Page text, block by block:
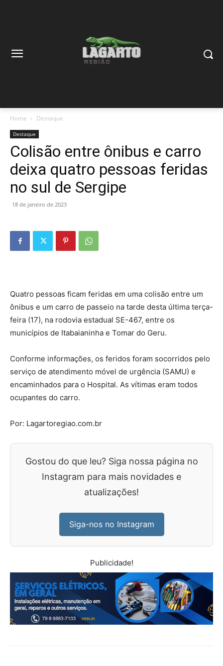
Home Destaque
Destaque
Colisão entre ônibus e carro
deixa quatro pessoas feridas
no sul de Sergipe
18 de janeiro de 2023
Quatro pessoas ficam feridas em uma colisão entre um
ônibus e um carro de passeio na tarde desta última terça-
feira (17), na rodovia estadual SE-467, entre os
municípios de Itabaianinha e Tomar do Geru.
Conforme informações, os feridos foram socorridos pelo
serviço de atendimento móvel de urgência (SAMU) e
encaminhados para o Hospital. As vítimas eram todos
ocupantes do carro.
Por: Lagartoregiao.com.br
Gostou do que leu? Siga nossa página no
Instagram para mais novidades e
atualizações!
Siga-nos no Instagram
Publicidade!